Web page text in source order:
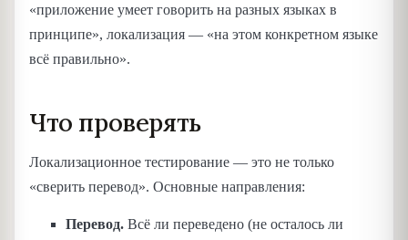
«приложение умеет говорить на разных языках в
принципе», локализация — «на этом конкретном языке
всё правильно».
Что проверять
Локализационное тестирование — это не только
«сверить перевод». Основные направления:
Перевод. Всё ли переведено (не осталось ли